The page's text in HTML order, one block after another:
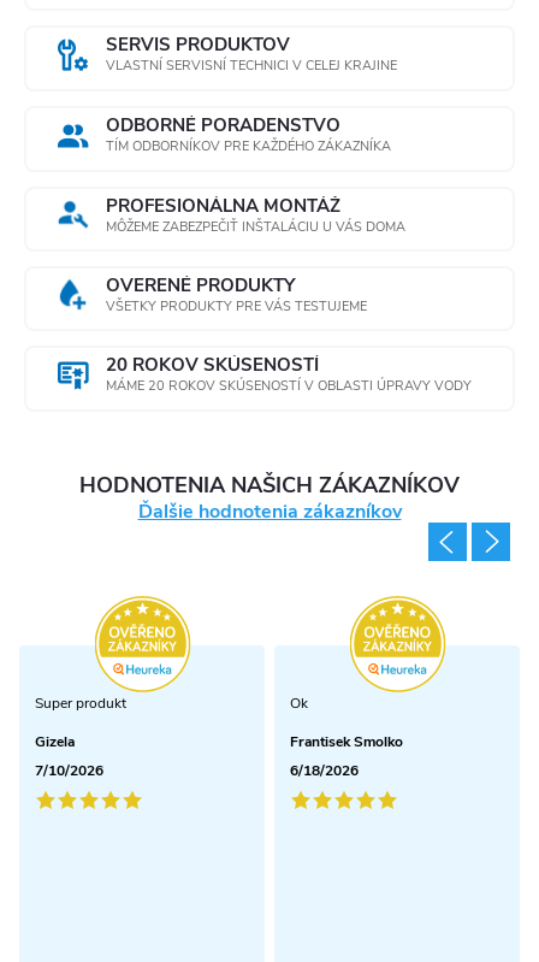
SERVIS PRODUKTOV
VLASTNÍ SERVISNÍ TECHNICI V CELEJ KRAJINE
ODBORNÉ PORADENSTVO
TÍM ODBORNÍKOV PRE KAŽDÉHO ZÁKAZNÍKA
PROFESIONÁLNA MONTÁŽ
MÔŽEME ZABEZPEČIŤ INŠTALÁCIU U VÁS DOMA
OVERENÉ PRODUKTY
VŠETKY PRODUKTY PRE VÁS TESTUJEME
20 ROKOV SKÚSENOSTÍ
MÁME 20 ROKOV SKÚSENOSTÍ V OBLASTI ÚPRAVY VODY
HODNOTENIA NAŠICH ZÁKAZNÍKOV
Ďalšie hodnotenia zákazníkov
Super produkt
Gizela
7/10/2026
Ok
Frantisek Smolko
6/18/2026